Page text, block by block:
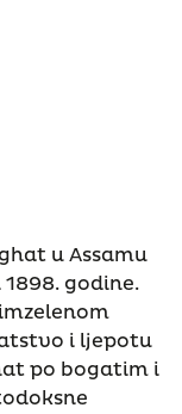
u Assamu
godine.
i ljepotu
po bogatim i